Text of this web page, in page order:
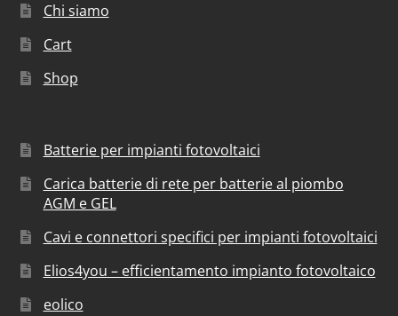
Chi siamo
Cart
Shop
Batterie per impianti fotovoltaici
Carica batterie di rete per batterie al piombo
AGM e GEL
Cavi e connettori specifici per impianti fotovoltaici
Elios4you – efficientamento impianto fotovoltaico
eolico